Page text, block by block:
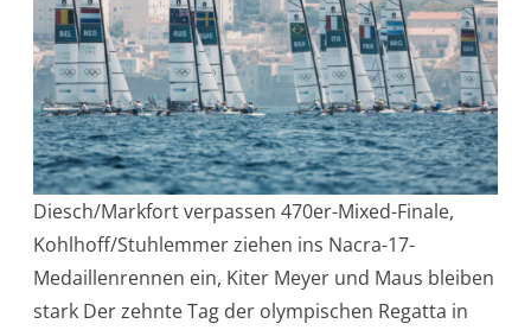
Diesch/Markfort verpassen 470er-Mixed-Finale,
Kohlhoff/Stuhlemmer ziehen ins Nacra-17-
Medaillenrennen ein, Kiter Meyer und Maus bleiben
stark Der zehnte Tag der olympischen Regatta in